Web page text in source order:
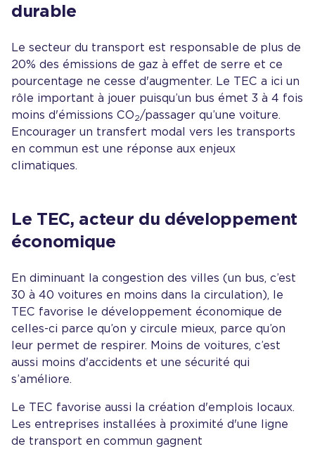
durable
Le secteur du transport est responsable de plus de
20% des émissions de gaz à effet de serre et ce
pourcentage ne cesse d'augmenter. Le TEC a ici un
rôle important à jouer puisqu’un bus émet 3 à 4 fois
moins d'émissions CO2/passager qu’une voiture.
Encourager un transfert modal vers les transports
en commun est une réponse aux enjeux
climatiques.
Le TEC, acteur du développement
économique
En diminuant la congestion des villes (un bus, c’est
30 à 40 voitures en moins dans la circulation), le
TEC favorise le développement économique de
celles-ci parce qu’on y circule mieux, parce qu’on
leur permet de respirer. Moins de voitures, c’est
aussi moins d'accidents et une sécurité qui
s’améliore.
Le TEC favorise aussi la création d'emplois locaux.
Les entreprises installées à proximité d'une ligne
de transport en commun gagnent